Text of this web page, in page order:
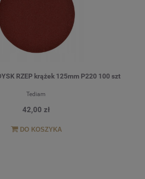
RZEP krążek 125mm P220 100 szt
Tediam
42,00 zł
DO KOSZYKA